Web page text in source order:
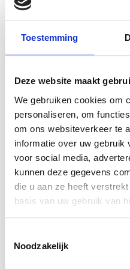
Toestemming
Deze website maakt
We gebruiken cookies om
personaliseren, om
om ons websiteverkeer te
informatie over uw gebruik
voor social media,
kunnen deze gegevens
die u aan ze heeft
basis van uw gebruik van
Noodzakelijk
Portugese
Benodigheden
Garde